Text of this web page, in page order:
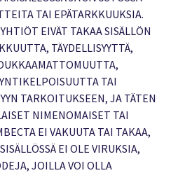
TAI EPÄTARKKUUKSIA.
EIVÄT TAKAA SISÄLLÖN
TÄYDELLISYYTTÄ,
TAI
TARKOITUKSEEN, JA TÄTEN
NIMENOMAISET TAI
EI VAKUUTA TAI TAKAA,
EI OLE VIRUKSIA,
JOILLA VOI OLLA